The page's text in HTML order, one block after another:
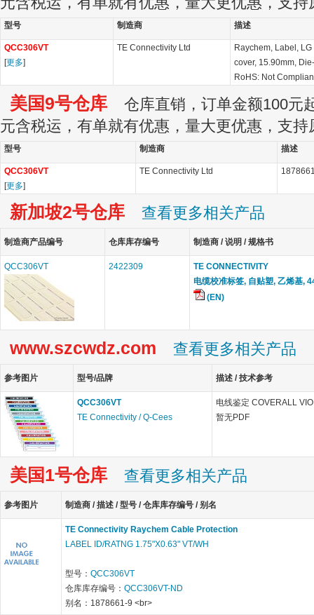
型号 制造商 描述
QCC306VT
[更多]
TE Connectivity Ltd
Raychem, Label,
cover, 15.90mm,
RoHS: Not
美国9号仓库 仓库直销，订单金额100元
元含税运，有单就有优惠，量大更优惠，支持
型号 制造商 描述
QCC306VT
[更多]
TE Connectivity Ltd
新加坡2号仓库 查看更多相关产品
制造商产品编号 仓库库存编号 制造商 / 说明 / 规格书
QCC306VT 2422309
TE CONNECTIVITY
电缆校准标签, 自贴塑, 乙烯基,
(EN)
www.szcwdz.com 查看更多相关产品
参考图片 型号/品牌 描述 / 技术参考
QCC306VT
TE Connectivity / Q-Cees
电线鉴定 COVERALL
暂无PDF
美国1号仓库 查看更多相关产品
参考图片 制造商 / 描述 / 型号 / 仓库库存编号 / 别名
TE Connectivity Raychem Cable Protection
LABEL ID/RATNG 1.75"X0.63" VT/WH
型号： QCC306VT
仓库库存编号： QCC306VT-ND
别名：1878661-9 <br>